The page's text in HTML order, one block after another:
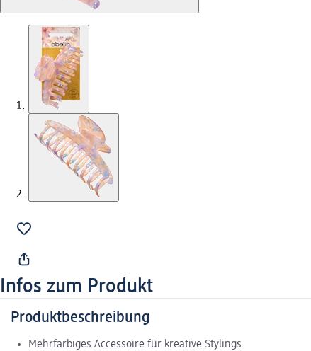
Infos zum Produkt
Produktbeschreibung
Mehrfarbiges Accessoire für kreative Stylings